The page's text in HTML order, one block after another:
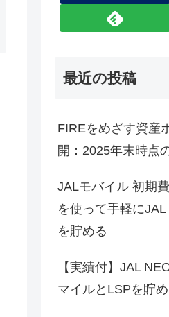
最近の投稿
FIREをめざす資産
開：2025年末時点
JALモバイル 初期
を使って手軽に
を貯める
【実績付】JAL
マイルとLSPを貯